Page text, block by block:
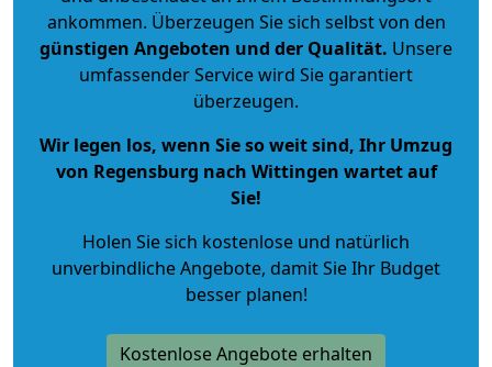
ankommen. Überzeugen Sie sich selbst von den
günstigen Angeboten und der Qualität. Unsere
umfassender Service wird Sie garantiert
überzeugen.
Wir legen los, wenn Sie so weit sind, Ihr Umzug
von Regensburg nach Wittingen wartet auf
Sie!
Holen Sie sich kostenlose und natürlich
unverbindliche Angebote, damit Sie Ihr Budget
besser planen!
Kostenlose Angebote erhalten